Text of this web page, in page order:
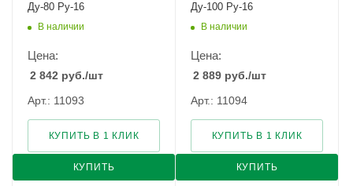
Ду-80 Ру-16
В наличии
Цена:
2 842 руб./шт
Арт.: 11093
КУПИТЬ
КУПИТЬ В 1 КЛИК
Ду-100 Ру-16
В наличии
Цена:
2 889 руб./шт
Арт.: 11094
КУПИТЬ
КУПИТЬ В 1 КЛИК